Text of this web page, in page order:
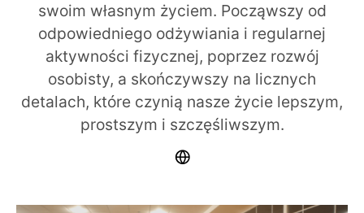
swoim własnym życiem. Począwszy od
odpowiedniego odżywiania i regularnej
aktywności fizycznej, poprzez rozwój
osobisty, a skończywszy na licznych
detalach, które czynią nasze życie lepszym,
prostszym i szczęśliwszym.